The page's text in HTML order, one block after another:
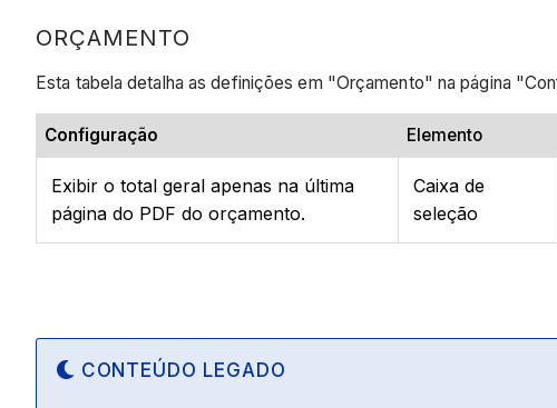
ORÇAMENTO
Esta tabela detalha as definições em "Orçamento" na página
Configuração Elemento
Exibir o total geral apenas na última
página do PDF do orçamento.
Caixa de
seleção
CONTEÚDO LEGADO